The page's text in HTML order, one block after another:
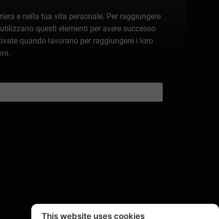
e nella tua vita personale. Per raggiungere
questi elementi per avere successo
quando lavorano per raggiungere i loro
This website uses cookies